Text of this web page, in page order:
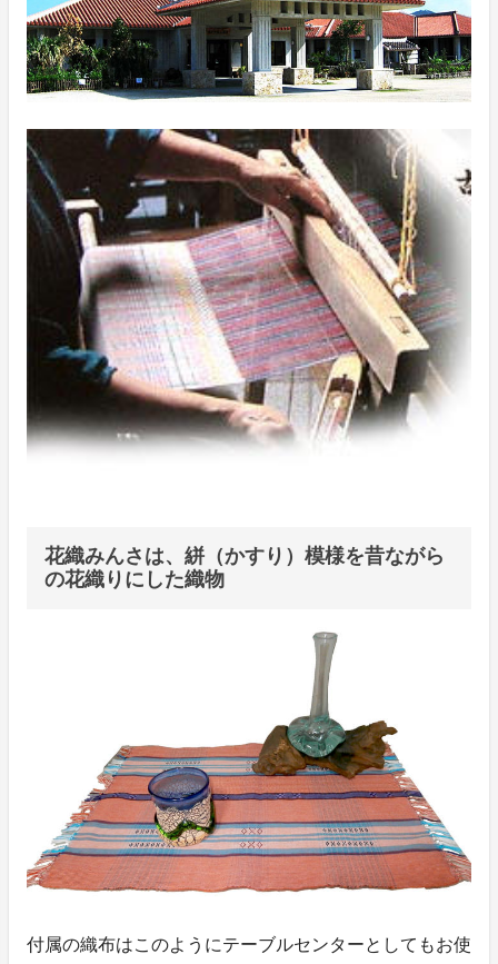
花織みんさは、絣（かすり）模様を昔ながら
の花織りにした織物
付属の織布はこのようにテーブルセンターとしてもお使